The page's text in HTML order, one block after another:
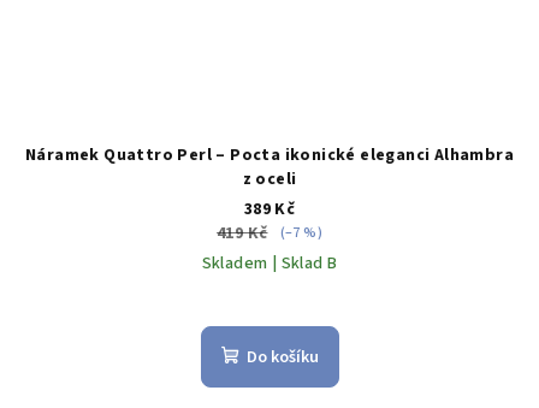
Náramek Quattro Perl – Pocta ikonické eleganci Alhambra
z oceli
389 Kč
419 Kč
(–7 %)
Skladem | Sklad B
Do košíku